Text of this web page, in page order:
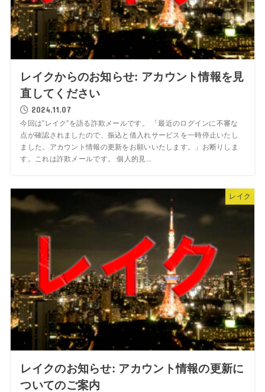
レイクからのお知らせ: アカウント情報を見
直してください
2024.11.07
今回は”レイク”を語る詐欺メールです。 「最近のログインに不審な
点が確認されましたので、振込と借入れサービスを一時停止いたし
ました。アカウント情報の更新をお願いいたします。」お断りしま
す。これは詐欺メールです。 個人的見...
レイク
レイクのお知らせ: アカウント情報の更新に
ついてのご案内